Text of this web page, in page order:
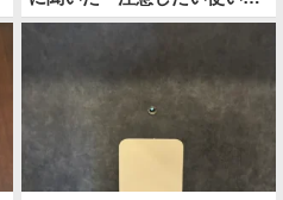
方」